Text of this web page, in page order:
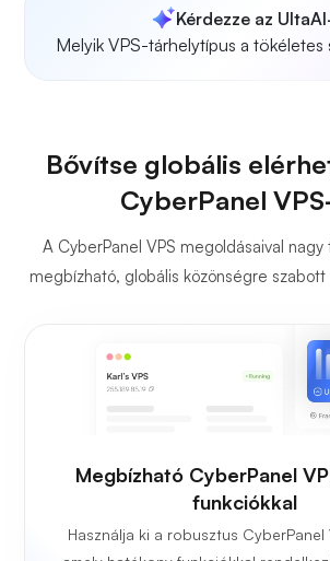
Kérdezze az
Melyik VPS-tárhelytípus a tökéletes
Bővítse globális
CyberPanel
A CyberPanel VPS megoldásaival
megbízható, globális közönségre
Megbízható CyberPanel
funkciókkal
Használja ki a robusztus CyberPanel